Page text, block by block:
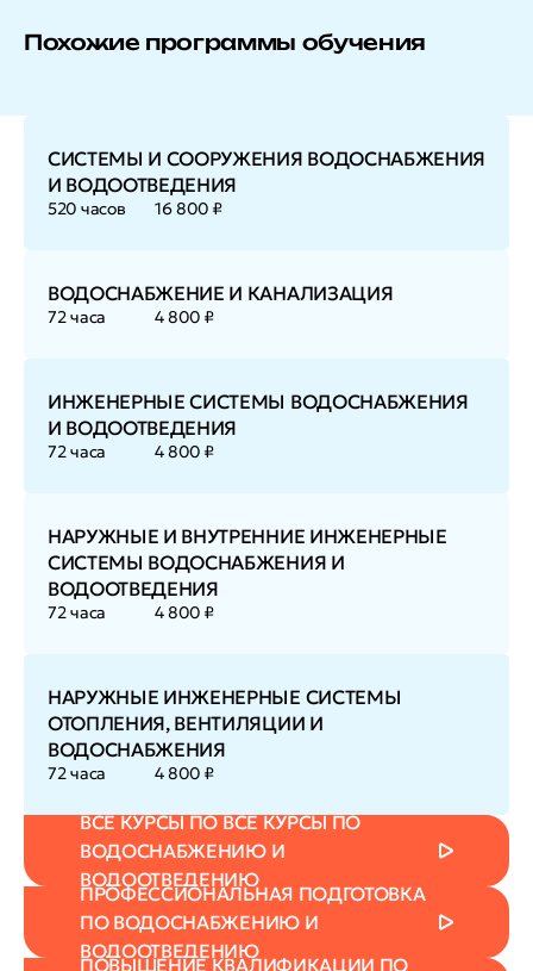
Похожие программы обучения
СИСТЕМЫ И СООРУЖЕНИЯ ВОДОСНАБЖЕНИЯ
И ВОДООТВЕДЕНИЯ
520 часов 16 800 ₽
ВОДОСНАБЖЕНИЕ И КАНАЛИЗАЦИЯ
72 часа 4 800 ₽
ИНЖЕНЕРНЫЕ СИСТЕМЫ ВОДОСНАБЖЕНИЯ
И ВОДООТВЕДЕНИЯ
72 часа 4 800 ₽
НАРУЖНЫЕ И ВНУТРЕННИЕ ИНЖЕНЕРНЫЕ
СИСТЕМЫ ВОДОСНАБЖЕНИЯ И
ВОДООТВЕДЕНИЯ
72 часа 4 800 ₽
НАРУЖНЫЕ ИНЖЕНЕРНЫЕ СИСТЕМЫ
ОТОПЛЕНИЯ, ВЕНТИЛЯЦИИ И
ВОДОСНАБЖЕНИЯ
72 часа 4 800 ₽
ВСЕ КУРСЫ ПО ВСЕ КУРСЫ ПО
ВОДОСНАБЖЕНИЮ И
ВОДООТВЕДЕНИЮ
ПРОФЕССИОНАЛЬНАЯ ПОДГОТОВКА
ПО ВОДОСНАБЖЕНИЮ И
ВОДООТВЕДЕНИЮ
ПОВЫШЕНИЕ КВАЛИФИКАЦИИ ПО